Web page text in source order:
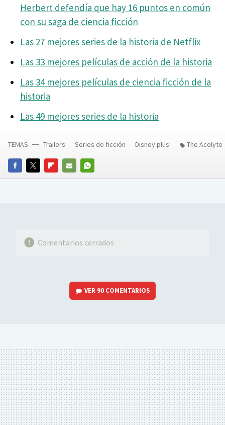
Herbert defendía que hay 16 puntos en común
con su saga de ciencia ficción
Las 27 mejores series de la historia de Netflix
Las 33 mejores películas de acción de la historia
Las 34 mejores películas de ciencia ficción de la
historia
Las 49 mejores series de la historia
FACEBOOKTWITTERFLIPBOARD
E-
WHATSAPP
TEMAS Trailers Series de ficción Disney plus The Acolyte
Comentarios cerrados
VER 90 COMENTARIOS